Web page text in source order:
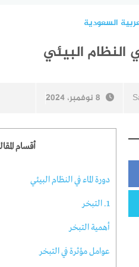
السعودية
النظام البيئي
8 نوفمبر، 2024
أقسام
دورة الماء في النظام البيئي
1. التبخر
أهمية التبخر
عوامل مؤثرة في التبخر